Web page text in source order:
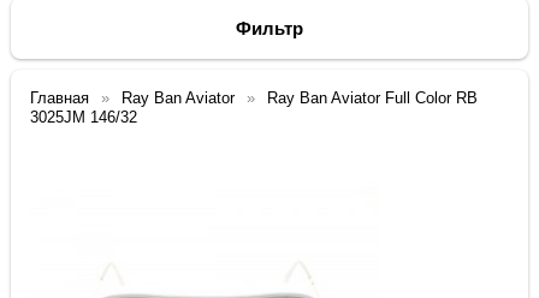
Фильтр
Главная Ray Ban Aviator
Ray Ban Aviator Full Color RB
3025JM 146/32